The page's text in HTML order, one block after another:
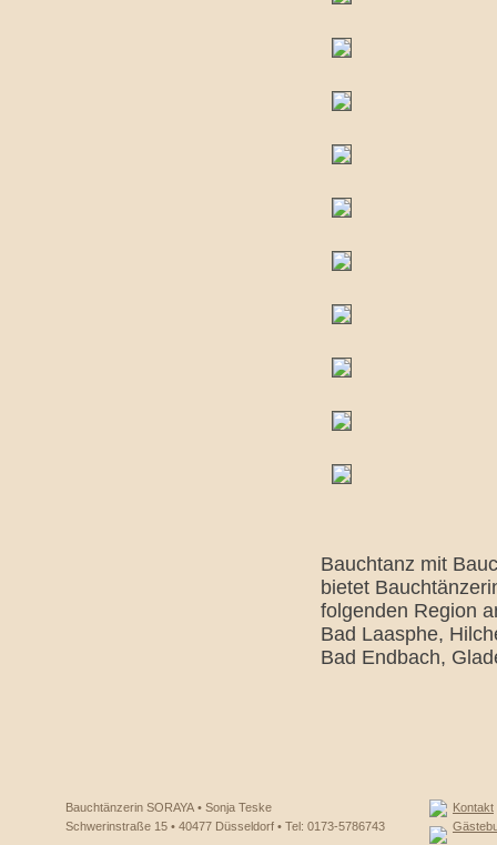
Bauchtanz mit
bietet
folgenden Region
Bad Laasphe,
Bad Endbach,
Bauchtänzerin SORAYA • Sonja Teske
Schwerinstraße 15 • 40477 Düsseldorf • Tel: 0173-5786743
Kontakt